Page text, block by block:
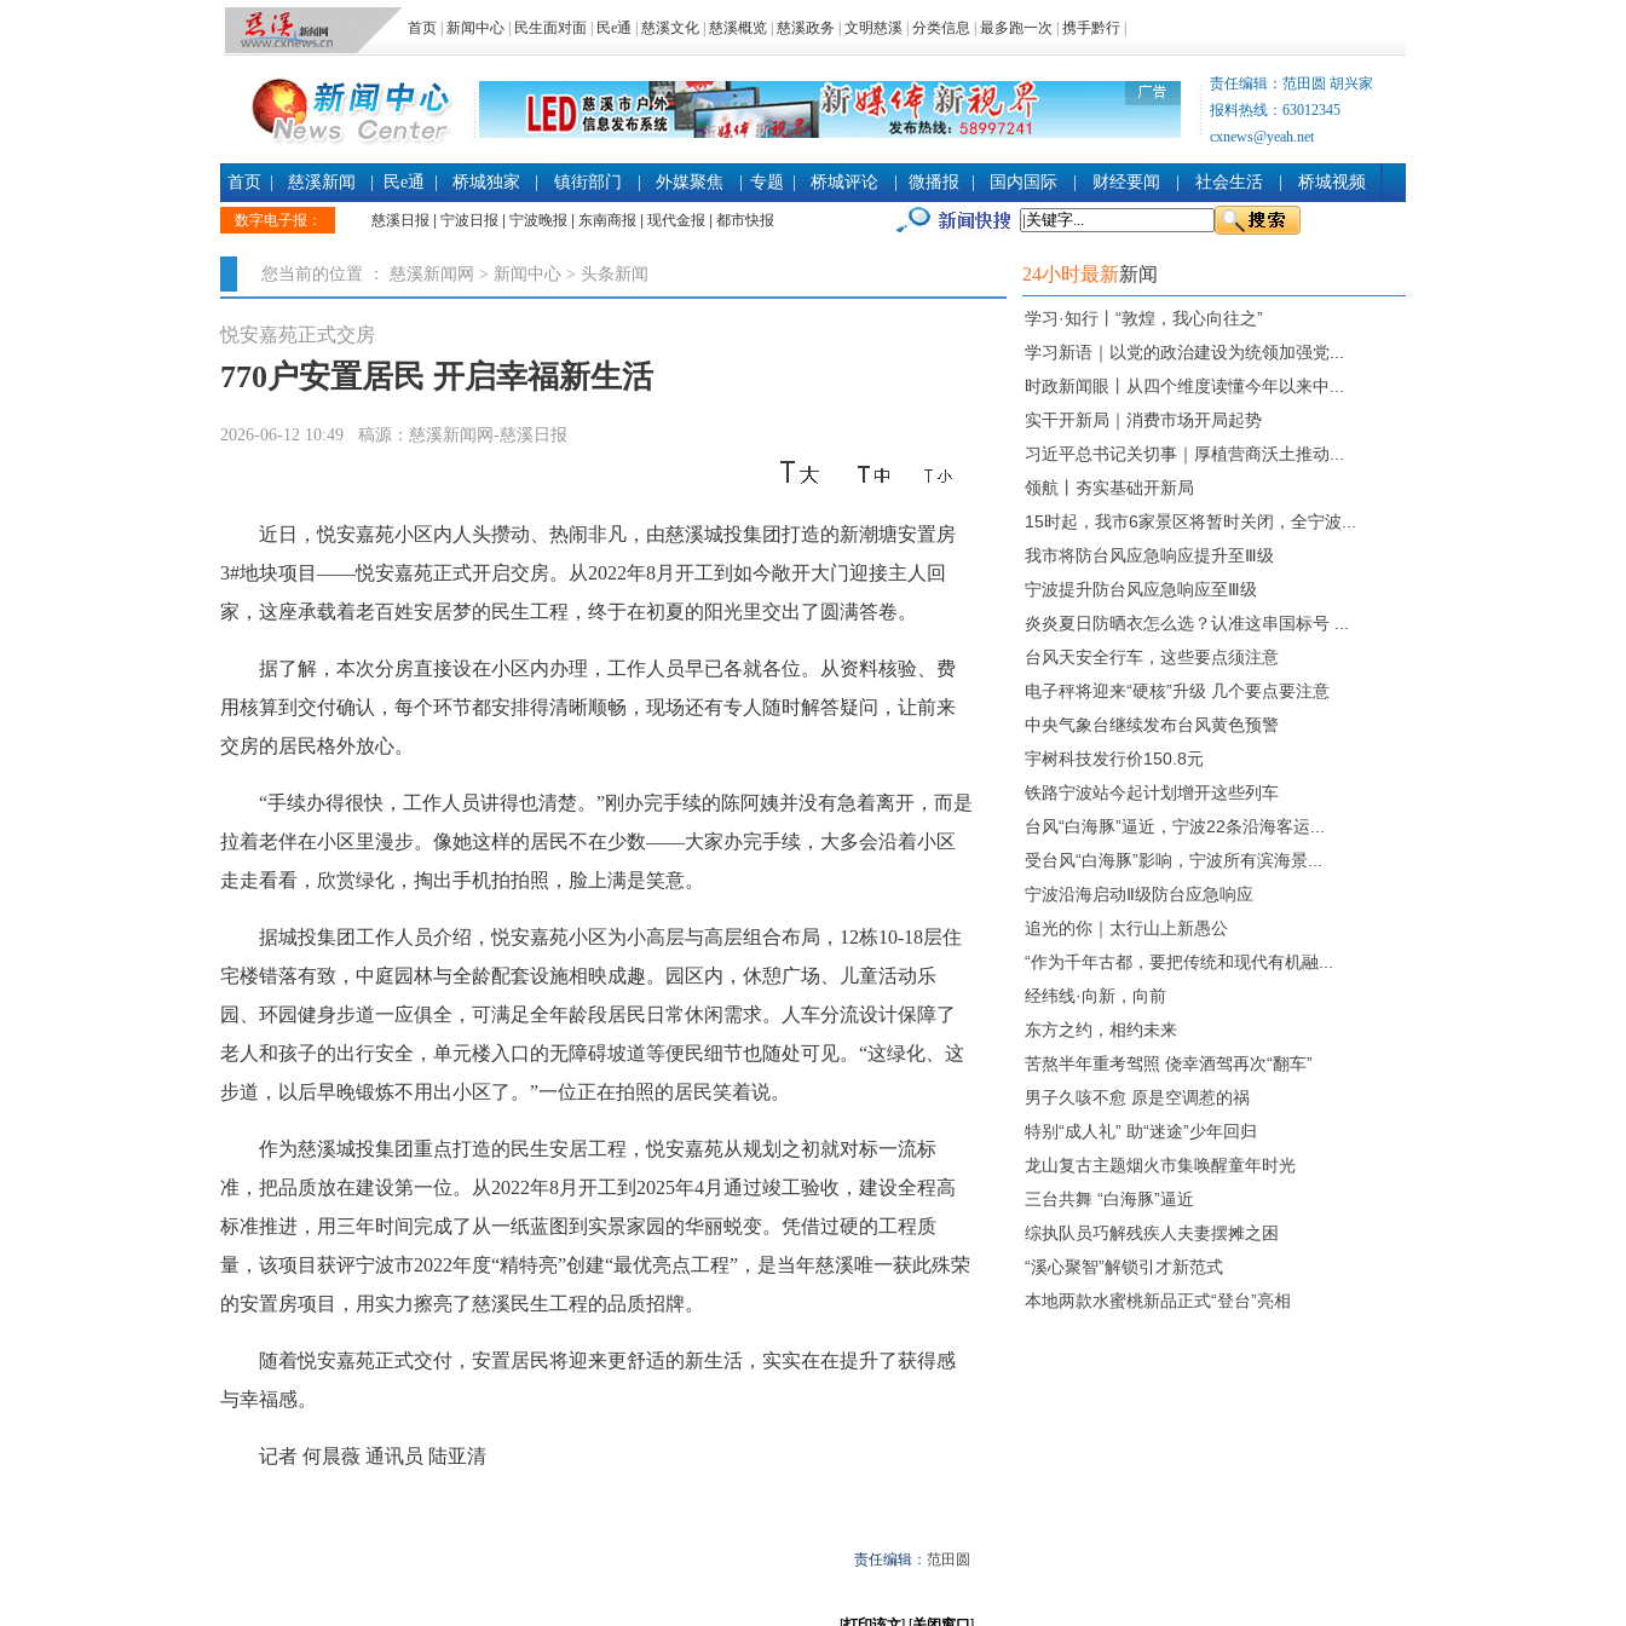
首页 新闻中心 民生面对面 民e通 慈溪文化 慈溪概览 慈溪政务 文明慈溪 分类信息 最多跑一次 携手黔行
责任编辑：范田圆 胡兴家
报料热线：63012345
cxnews@yeah.net
首页 慈溪新闻 民e通 桥城独家 镇街部门 外媒聚焦 专题 桥城评论 微播报 国内国际 财经要闻 社会生活 桥城视频
数字电子报： 慈溪日报 宁波日报 宁波晚报 东南商报 现代金报 都市快报
您当前的位置 ： 慈溪新闻网 > 新闻中心 > 头条新闻
悦安嘉苑正式交房
770户安置居民 开启幸福新生活
2026-06-12 10:49 稿源：慈溪新闻网-慈溪日报
近日，悦安嘉苑小区内人头攒动、热闹非凡，由慈溪城投集团打造的新潮塘安置房
3#地块项目——悦安嘉苑正式开启交房。从2022年8月开工到如今敞开大门迎接主人回
家，这座承载着老百姓安居梦的民生工程，终于在初夏的阳光里交出了圆满答卷。
据了解，本次分房直接设在小区内办理，工作人员早已各就各位。从资料核验、费
用核算到交付确认，每个环节都安排得清晰顺畅，现场还有专人随时解答疑问，让前来
交房的居民格外放心。
“手续办得很快，工作人员讲得也清楚。”刚办完手续的陈阿姨并没有急着离开，而是
拉着老伴在小区里漫步。像她这样的居民不在少数——大家办完手续，大多会沿着小区
走走看看，欣赏绿化，掏出手机拍拍照，脸上满是笑意。
据城投集团工作人员介绍，悦安嘉苑小区为小高层与高层组合布局，12栋10-18层住
宅楼错落有致，中庭园林与全龄配套设施相映成趣。园区内，休憩广场、儿童活动乐
园、环园健身步道一应俱全，可满足全年龄段居民日常休闲需求。人车分流设计保障了
老人和孩子的出行安全，单元楼入口的无障碍坡道等便民细节也随处可见。“这绿化、这
步道，以后早晚锻炼不用出小区了。”一位正在拍照的居民笑着说。
作为慈溪城投集团重点打造的民生安居工程，悦安嘉苑从规划之初就对标一流标
准，把品质放在建设第一位。从2022年8月开工到2025年4月通过竣工验收，建设全程高
标准推进，用三年时间完成了从一纸蓝图到实景家园的华丽蜕变。凭借过硬的工程质
量，该项目获评宁波市2022年度“精特亮”创建“最优亮点工程”，是当年慈溪唯一获此殊荣
的安置房项目，用实力擦亮了慈溪民生工程的品质招牌。
随着悦安嘉苑正式交付，安置居民将迎来更舒适的新生活，实实在在提升了获得感
与幸福感。
记者 何晨薇 通讯员 陆亚清
责任编辑 ： 范田圆
24小时最新新闻
学习·知行丨“敦煌，我心向往之”
学习新语｜以党的政治建设为统领加强党...
时政新闻眼丨从四个维度读懂今年以来中...
实干开新局｜消费市场开局起势
习近平总书记关切事｜厚植营商沃土推动...
领航丨夯实基础开新局
15时起，我市6家景区将暂时关闭，全宁波...
我市将防台风应急响应提升至Ⅲ级
宁波提升防台风应急响应至Ⅲ级
炎炎夏日防晒衣怎么选？认准这串国标号 ...
台风天安全行车，这些要点须注意
电子秤将迎来“硬核”升级 几个要点要注意
中央气象台继续发布台风黄色预警
宇树科技发行价150.8元
铁路宁波站今起计划增开这些列车
台风“白海豚”逼近，宁波22条沿海客运...
受台风“白海豚”影响，宁波所有滨海景...
宁波沿海启动Ⅱ级防台应急响应
追光的你｜太行山上新愚公
“作为千年古都，要把传统和现代有机融...
经纬线·向新，向前
东方之约，相约未来
苦熬半年重考驾照 侥幸酒驾再次“翻车”
男子久咳不愈 原是空调惹的祸
特别“成人礼” 助“迷途”少年回归
龙山复古主题烟火市集唤醒童年时光
三台共舞 “白海豚”逼近
综执队员巧解残疾人夫妻摆摊之困
“溪心聚智”解锁引才新范式
本地两款水蜜桃新品正式“登台”亮相